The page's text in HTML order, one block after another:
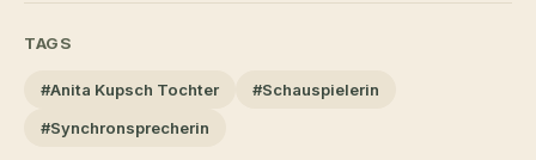
TAGS
#Anita Kupsch Tochter
#Schauspielerin
#Synchronsprecherin